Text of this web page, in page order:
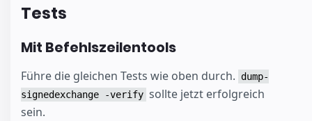
Tests
Mit Befehlszeilentools
Führe die gleichen Tests wie oben durch.
dump-
signedexchange -verify sollte jetzt erfolgreich
sein.